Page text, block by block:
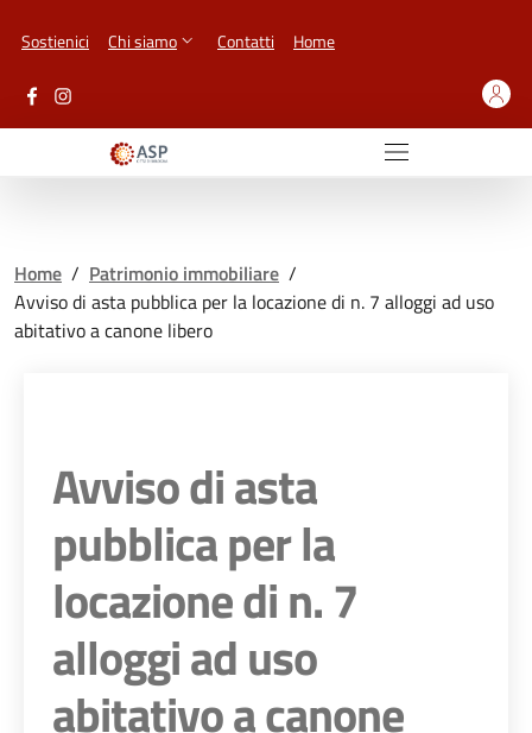
Sostienici Chi siamo Contatti Home
Home / Patrimonio immobiliare /
Avviso di asta pubblica per la locazione di n. 7 alloggi ad uso
abitativo a canone libero
Avviso di asta
pubblica per la
locazione di n. 7
alloggi ad uso
abitativo a canone